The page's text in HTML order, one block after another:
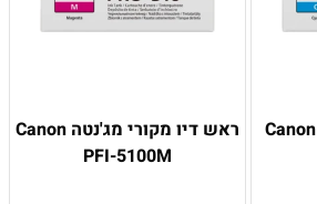
ראש דיו מקורי כחול Canon
ראש דיו מקורי מג'נטה Canon
PFI-5100M